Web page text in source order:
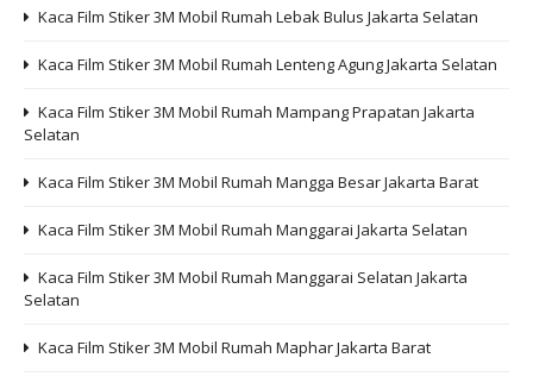
Kaca Film Stiker 3M Mobil Rumah Lebak Bulus Jakarta Selatan
Kaca Film Stiker 3M Mobil Rumah Lenteng Agung Jakarta Selatan
Kaca Film Stiker 3M Mobil Rumah Mampang Prapatan Jakarta
Selatan
Kaca Film Stiker 3M Mobil Rumah Mangga Besar Jakarta Barat
Kaca Film Stiker 3M Mobil Rumah Manggarai Jakarta Selatan
Kaca Film Stiker 3M Mobil Rumah Manggarai Selatan Jakarta
Selatan
Kaca Film Stiker 3M Mobil Rumah Maphar Jakarta Barat